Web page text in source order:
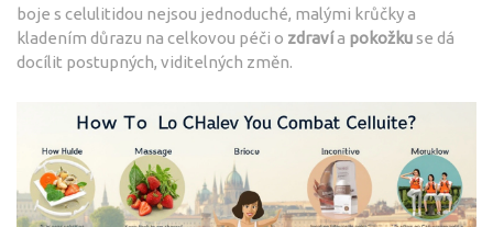
boje s celulitidou nejsou jednoduché, malými krůčky a
kladením důrazu na celkovou péči o zdravía pokožkuse dá
docílit postupných, viditelných změn.